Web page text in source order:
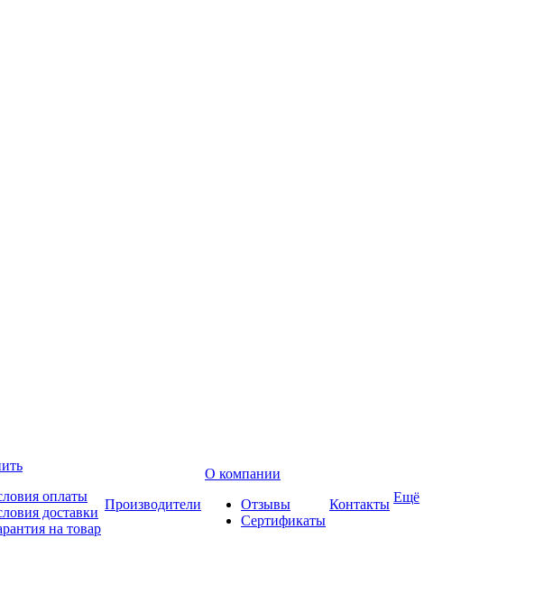
оплаты
доставки
на товар
Производители
О компании
Отзывы
Сертификаты
Контакты Ещё